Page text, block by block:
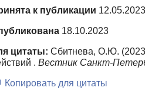
к публикации 12.05.2023
18.10.2023
цитаты: Сбитнева, О.Ю.
. Вестник Санкт-
Копировать для цитаты